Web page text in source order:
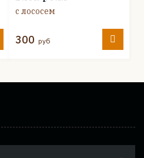
с лососем
300 руб